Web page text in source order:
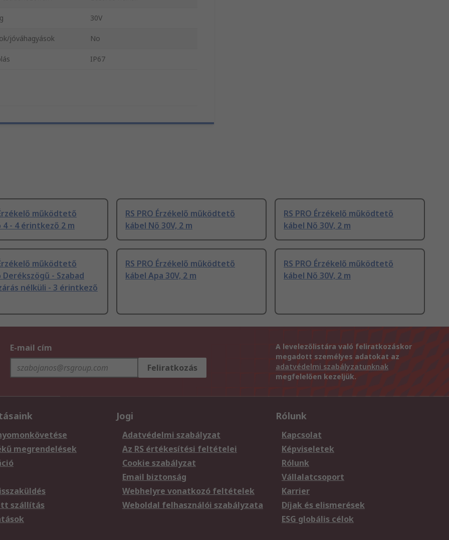
30V
jóváhagyások No
IP67
működtető
4 - 4 érintkező 2 m
RS PRO Érzékelő működtető
kábel Nő 30V, 2 m
RS PRO Érzékelő működtető
kábel Nő 30V, 2 m
működtető
Derékszögű - Szabad
nélküli - 3 érintkező
RS PRO Érzékelő működtető
kábel Apa 30V, 2 m
RS PRO Érzékelő működtető
kábel Nő 30V, 2 m
E-mail cím
Feliratkozás
A levelezőlistára való feliratkozáskor
megadott személyes adatokat az
adatvédelmi szabályzatunknak
megfelelően kezeljük.
megrendelések
szállítás
Jogi
Adatvédelmi szabályzat
Az RS értékesítési feltételei
Cookie szabályzat
Email biztonság
Webhelyre vonatkozó feltételek
Weboldal felhasználói szabályzata
Rólunk
Kapcsolat
Képviseletek
Rólunk
Vállalatcsoport
Karrier
Díjak és elismerések
ESG globális célok